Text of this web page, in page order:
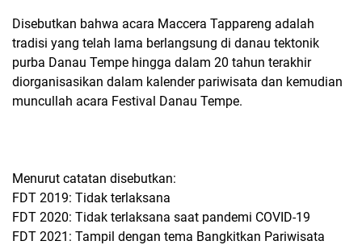
Disebutkan bahwa acara Maccera Tappareng adalah
tradisi yang telah lama berlangsung di danau tektonik
purba Danau Tempe hingga dalam 20 tahun terakhir
diorganisasikan dalam kalender pariwisata dan kemudian
muncullah acara Festival Danau Tempe.
Menurut catatan disebutkan:
FDT 2019: Tidak terlaksana
FDT 2020: Tidak terlaksana saat pandemi COVID-19
FDT 2021: Tampil dengan tema Bangkitkan Pariwisata